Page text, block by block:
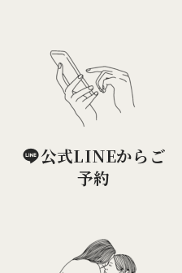
公式LINEからご
予約